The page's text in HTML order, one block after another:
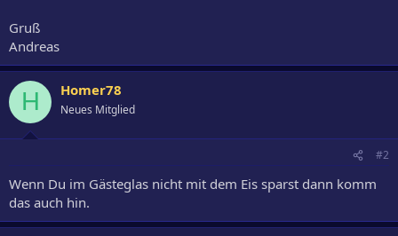
Gruß
Andreas
H Homer78
Neues Mitglied
#2
Wenn Du im Gästeglas nicht mit dem Eis sparst dann komm
das auch hin.